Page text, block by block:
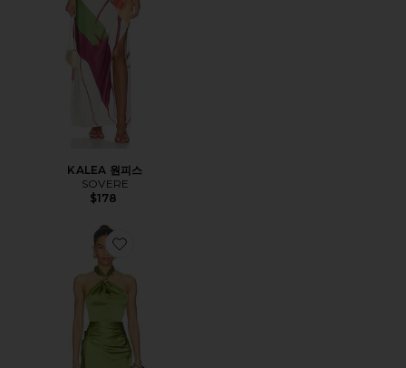
KALEA 원피스
SOVERE
$178
Favorite IZAREN 원피스